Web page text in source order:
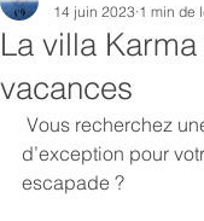
La villa
vacances
14 juin 2023 1 min de
d’exception pour
escapade ?